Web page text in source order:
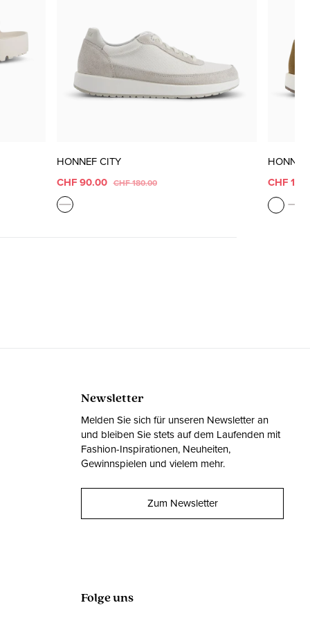
HONNEF CITY
CHF 90.00 CHF 180.00
CHF
Newsletter
Melden Sie sich für unseren Newsletter an
und bleiben Sie stets auf dem Laufenden mit
Fashion-Inspirationen, Neuheiten,
Gewinnspielen und vielem mehr.
Zum Newsletter
Folge uns